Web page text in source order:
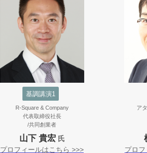
基調講演1
R-Square & Company
代表取締役社長
/共同創業者
山下 貴宏氏
プロフィールはこちら >>>
ア
プロ